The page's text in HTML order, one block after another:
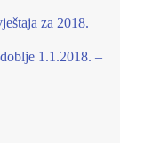
za 2018.
1.1.2018. –